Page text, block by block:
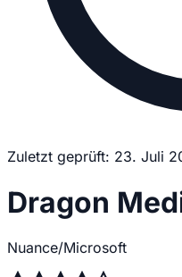
Zuletzt geprüft: 23. Juli
Dragon
Nuance/Microsoft